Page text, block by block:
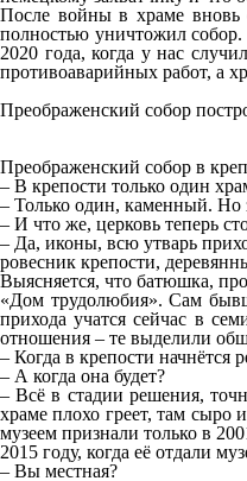
После войны в храме вновь
полностью уничтожил
2020 года, когда у нас
противоаварийных работ, а
Преображенский собор
Преображенский собор в
– В крепости только один
– Только один, каменный. Но
– И что же, церковь теперь
– Да, иконы, всю утварь
ровесник крепости,
Выясняется, что батюшка,
«Дом трудолюбия». Сам
прихода учатся сейчас в
отношения – те выделили
– Когда в крепости начнётся
– А когда она будет?
– Всё в стадии решения,
храме плохо греет, там сыро
музеем признали только в
2015 году, когда её отдали
– Вы местная?